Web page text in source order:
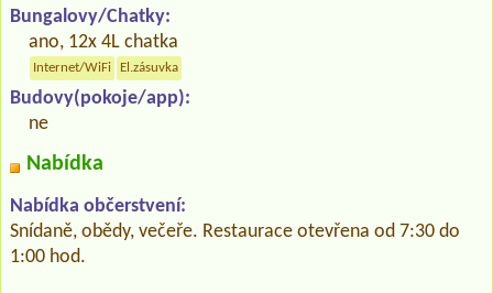
Bungalovy/Chatky:
ano, 12x 4L chatka
Internet/WiFi El.zásuvka
Budovy(pokoje/app):
ne
Nabídka
Nabídka občerstvení:
Snídaně, obědy, večeře. Restaurace otevřena od 7:30 do
1:00 hod.